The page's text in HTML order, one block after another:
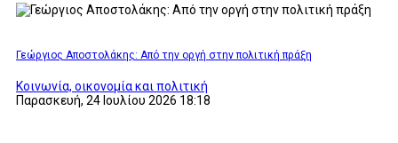
Γεώργιος Αποστολάκης: Από την οργή στην πολιτική πράξη
Κοινωνία, οικονομία και πολιτική
Παρασκευή, 24 Ιουλίου 2026 18:18